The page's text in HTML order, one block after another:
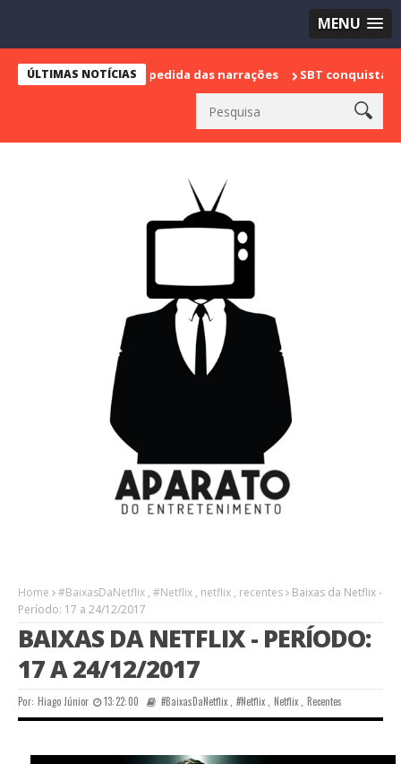
MENU
ÚLTIMAS NOTÍCIAS
sua despedida das narrações SBT conquista a vice
Home #BaixasDaNetflix , #Netflix , netflix , recentes
Baixas da Netflix -
Período: 17 a 24/12/2017
BAIXAS DA NETFLIX - PERÍODO:
17 A 24/12/2017
Por: Hiago Júnior 13:22:00 #BaixasDaNetflix ,#Netflix Netflix, Recentes